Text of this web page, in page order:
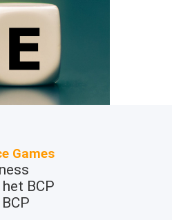
Games
BCP